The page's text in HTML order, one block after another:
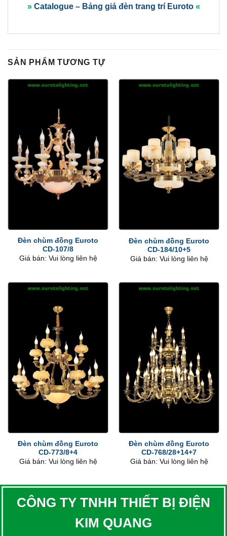
» Catalogue – Bảng giá đèn trang trí Euroto «
SẢN PHẨM TƯƠNG TỰ
Đèn chùm đồng Euroto
CD-107/8
Giá bán: Vui lòng liên hệ
Đèn chùm đồng Euroto
CD-184/10+5
Giá bán: Vui lòng liên hệ
Đèn chùm đồng Euroto
CD-773/8+4
Giá bán: Vui lòng liên hệ
Đèn chùm đồng Euroto
CD-768/28+14+7
Giá bán: Vui lòng liên hệ
CÔNG TY TNHH THIẾT BỊ ĐIỆN
KIM QUANG